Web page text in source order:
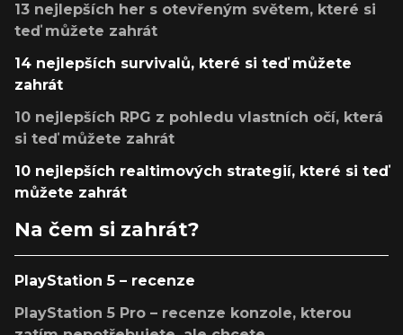
13 nejlepších her s otevřeným světem, které si
teď můžete zahrát
14 nejlepších survivalů, které si teď můžete
zahrát
10 nejlepších RPG z pohledu vlastních očí, která
si teď můžete zahrát
10 nejlepších realtimových strategií, které si teď
můžete zahrát
Na čem si zahrát?
PlayStation 5 – recenze
PlayStation 5 Pro – recenze konzole, kterou